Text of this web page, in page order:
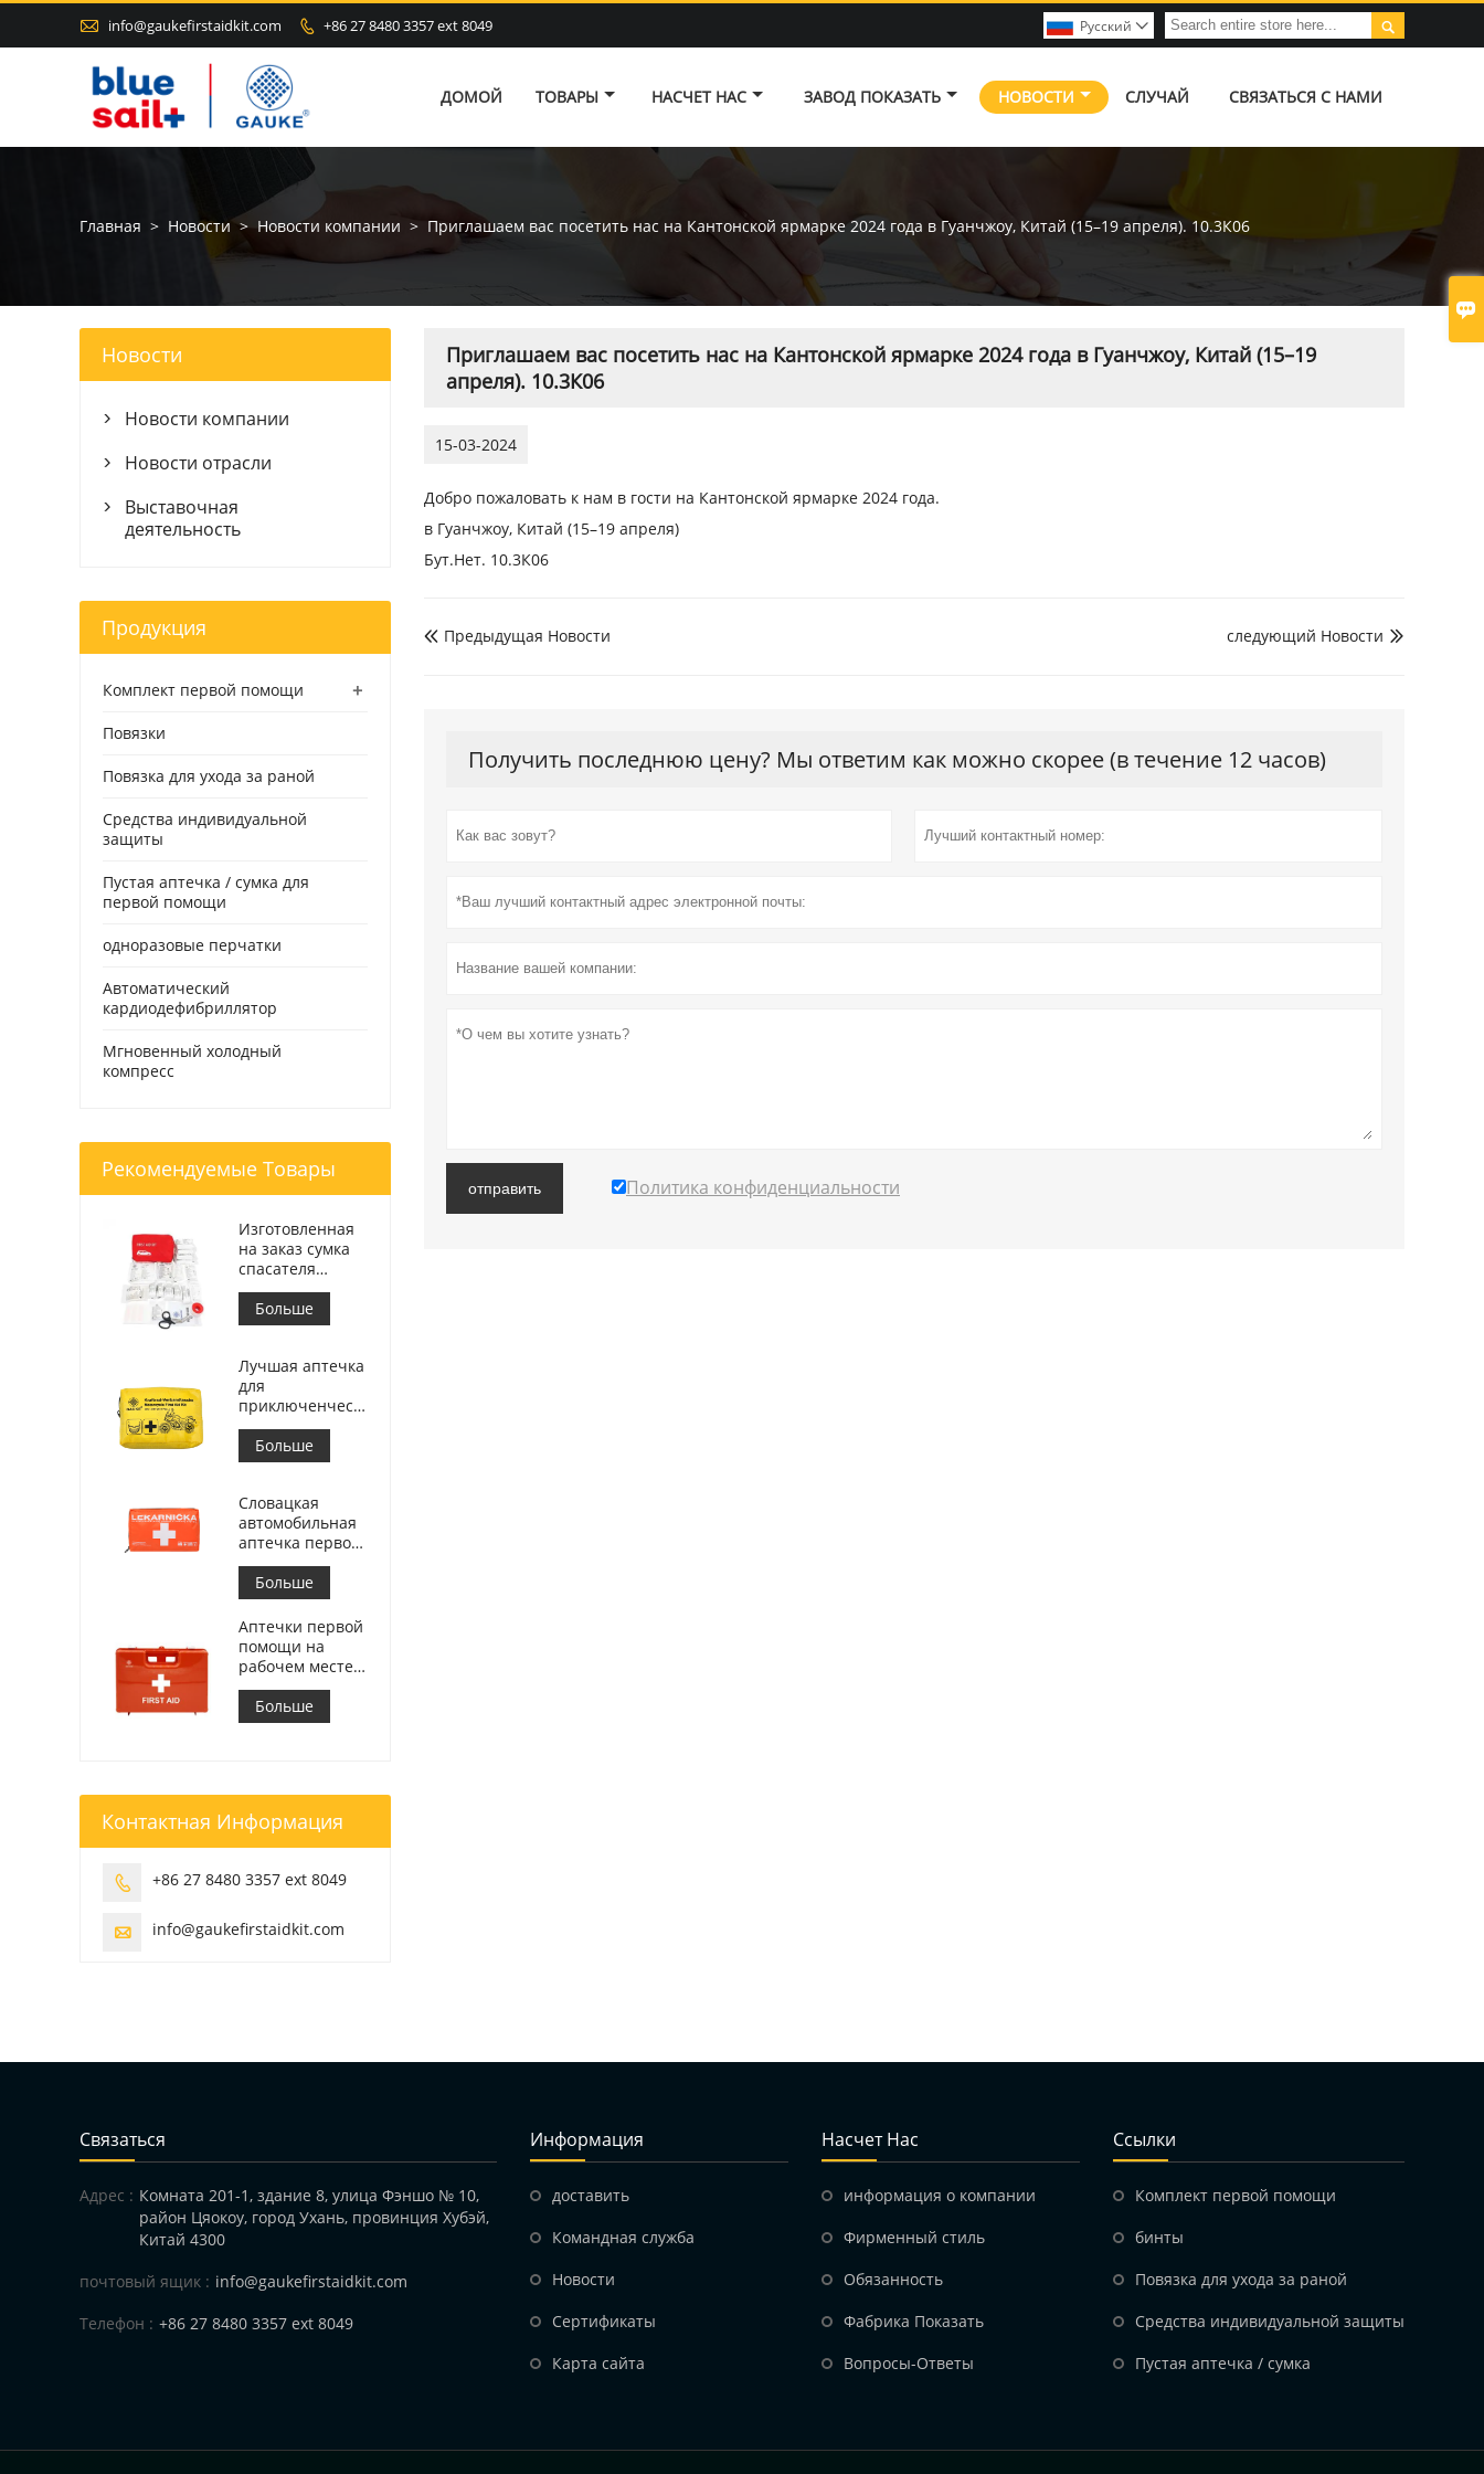

 info@gaukefirstaidkit.com  +86 27 8480 3357 ext 8049 
Pусский 
ДОМОЙ ТОВАРЫ НАСЧЕТ НАС ЗАВОД ПОКАЗАТЬ НОВОСТИ СЛУЧАЙ СВЯЗАТЬСЯ С НАМИ
Главная > Новости > Новости компании > Приглашаем вас посетить нас на Кантонской ярмарке 2024 года в Гуанчжоу, Китай (15–19 апреля). 10.3К06
Приглашаем вас посетить нас на Кантонской ярмарке 2024 года в Гуанчжоу, Китай (15–19
апреля). 10.3К06
15-03-2024
Добро пожаловать к нам в гости на Кантонской ярмарке 2024 года.
в Гуанчжоу, Китай (15–19 апреля)
Бут.Нет. 10.3К06
 Предыдущая Hовости 
следующий Hовости
Получить последнюю цену? Мы ответим как можно скорее (в течение 12 часов)
отправить Политика конфиденциальности
Новости
 Новости компании
 Новости отрасли

Выставочная
деятельность
Продукция
+
Комплект первой помощи
Повязки
Повязка для ухода за раной
Средства индивидуальной
защиты
Пустая аптечка / сумка для
первой помощи
одноразовые перчатки
Автоматический
кардиодефибриллятор
Мгновенный холодный
компресс
Рекомендуемые Товары
Изготовленная
на заказ сумка
спасателя
аптечки первой
помощи
медицинская
Больше
Лучшая аптечка
для
приключенческого
мотоцикла для
мотоциклистов
Больше
Словацкая
автомобильная
аптечка первой
помощи
Встретиться МЗ
СР č.143/2009
Больше
Аптечки первой
помощи на
рабочем месте в
Италии
соответствуют
требованиям
Больше
Контактная Информация
 +86 27 8480 3357 ext 8049
 info@gaukefirstaidkit.com
Cвязаться
Адрес : Комната 201-1, здание 8, улица Фэншо № 10,
район Цяокоу, город Ухань, провинция Хубэй,
Китай 4300
почтовый ящик : info@gaukefirstaidkit.com
Телефон : +86 27 8480 3357 ext 8049
Информация
доставить
Командная служба
Hовости
Сертификаты
Карта сайта
Насчет Нас
информация о компании
Фирменный стиль
Обязанность
Фабрика Показать
Вопросы-Ответы
Ссылки
Комплект первой помощи
бинты
Повязка для ухода за раной
Средства индивидуальной защиты
Пустая аптечка / сумка